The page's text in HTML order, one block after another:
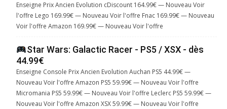
Enseigne Prix Ancien Evolution cDiscount 164.99€ — Nouveau Voir
l'offre Lego 169.99€ — Nouveau Voir l'offre Fnac 169.99€ — Nouveau
Voir l'offre Amazon 169.99€ — Nouveau Voir l'offre
Star Wars: Galactic Racer - PS5 / XSX - dès
44.99€
Enseigne Console Prix Ancien Evolution Auchan PS5 44.99€ —
Nouveau Voir l'offre Amazon PS5 59.99€ — Nouveau Voir l'offre
Micromania PS5 59.99€ — Nouveau Voir l'offre Leclerc PS5 59.99€ —
Nouveau Voir l'offre Amazon XSX 59.99€ — Nouveau Voir l'offre